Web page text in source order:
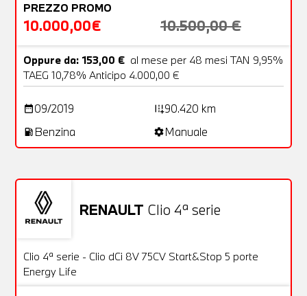
PREZZO PROMO
10.000,00€ 10.500,00 €
Oppure da: 153,00 € al mese per 48 mesi TAN 9,95%
TAEG 10,78% Anticipo 4.000,00 €
date_range09/2019 add_road90.420 km
local_gas_station Benzina settingsManuale
RENAULT Clio 4ª serie
OFFERTA
Usato
Clio 4ª serie - Clio dCi 8V 75CV Start&Stop 5 porte
Energy Life